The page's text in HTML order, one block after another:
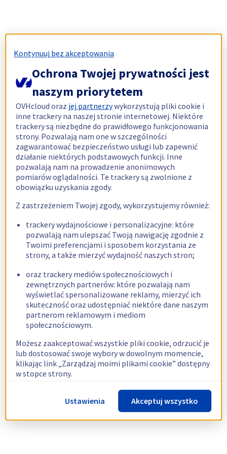
Kontynuuj bez akceptowania
Ochrona Twojej prywatności jest
naszym priorytetem
OVHcloud oraz jej partnerzywykorzystują pliki cookie i
inne trackery na naszej stronie internetowej. Niektóre
trackery są niezbędne do prawidłowego funkcjonowania
strony. Pozwalają nam one w szczególności
zagwarantować bezpieczeństwo usługi lub zapewnić
działanie niektórych podstawowych funkcji. Inne
pozwalają nam na prowadzenie anonimowych
pomiarów oglądalności. Te trackery są zwolnione z
obowiązku uzyskania zgody.
Z zastrzeżeniem Twojej zgody, wykorzystujemy również:
trackery wydajnościowe i personalizacyjne: które
pozwalają nam ulepszać Twoją nawigację zgodnie z
Twoimi preferencjami i sposobem korzystania ze
strony, a także mierzyć wydajność naszych stron;
oraz trackery mediów społecznościowych i
zewnętrznych partnerów: które pozwalają nam
wyświetlać spersonalizowane reklamy, mierzyć ich
skuteczność oraz udostępniać niektóre dane naszym
partnerom reklamowym i mediom
społecznościowym.
Możesz zaakceptować wszystkie pliki cookie, odrzucić je
lub dostosować swoje wybory w dowolnym momencie,
klikając link „Zarządzaj moimi plikami cookie” dostępny
w stopce strony.
Więcej informacji znajdziesz w naszejpolityce
dotyczącej wykorzystywania plików cookie.
Ustawienia Akceptuj wszystko